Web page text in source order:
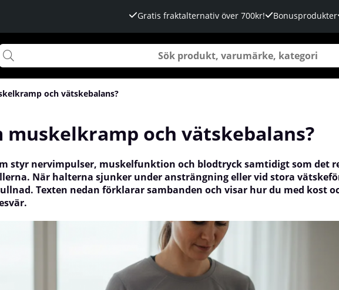
Gratis fraktalternativ över 700kr! Bonusprodukter
och vätskebalans?
och vätskebalans?
styr nervimpulser, muskelfunktion och blodtryck samtidigt som det
När halterna sjunker under ansträngning eller vid stora
Texten nedan förklarar sambanden och visar hur du med kost